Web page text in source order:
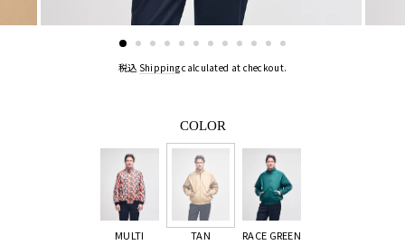
税込 Shippingcalculated at checkout.
COLOR
MULTI TAN RACE GREEN